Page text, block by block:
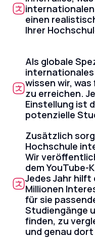
einen
Ihrer
Als globale
wissen wir,
zu erreichen.
Einstellung ist
potenzielle
Zusätzlich
Hochschule
Wir
dem YouTube-
Jedes Jahr
Millionen
für sie
Studiengänge
finden, zu
und genau